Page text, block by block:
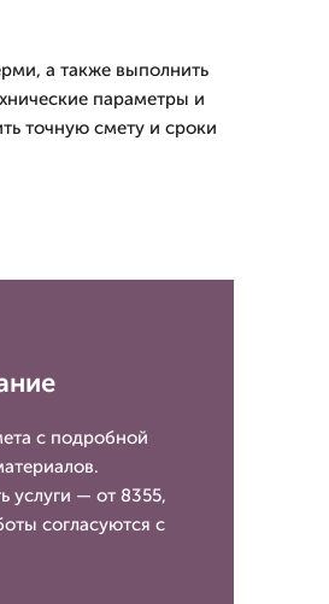
а также выполнить
параметры и
точную смету и сроки
с подробной
услуги — от 8355,
согласуются с